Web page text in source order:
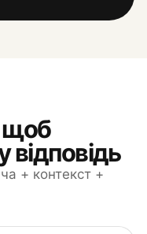
щоб
відповідь
+ контекст +